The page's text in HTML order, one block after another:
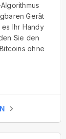
Gerät
Ihr Handy
Sie den
ohne